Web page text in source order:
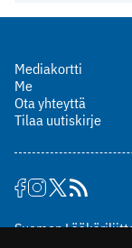
Mediakortti
Me
Ota yhteyttä
Tilaa uutiskirje
Suomen